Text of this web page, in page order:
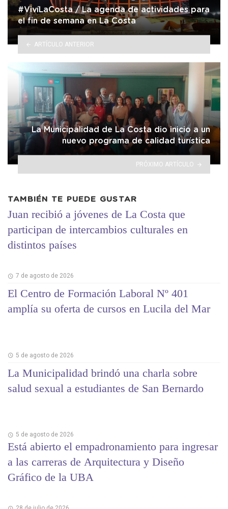
#VivíLaCosta / La agenda de actividades para
el fin de semana en La Costa
ARTÍCULO ANTERIOR
La Municipalidad de La Costa dio inicio a un
nuevo programa de calidad turística
PRÓXIMO ARTÍCULO
TAMBIÉN TE PUEDE GUSTAR
Juan recibió a jóvenes de La Costa que
participan de intercambios culturales en
distintos países
7 de agosto de 2026
El Centro de Formación Laboral Nº 401
amplía su oferta de cursos en Lucila del Mar
5 de agosto de 2026
La Municipalidad brindó una charla sobre
salud sexual a estudiantes de San Bernardo
5 de agosto de 2026
Está abierto el empadronamiento para ingresar
a las carreras de Arquitectura y Diseño
Gráfico de la UBA